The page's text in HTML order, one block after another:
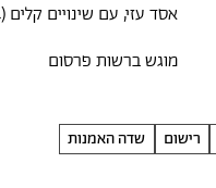
אסד עזי, עם שינויים קלים (2024)
מוגש ברשות פרסום
רישום שדה האמנות